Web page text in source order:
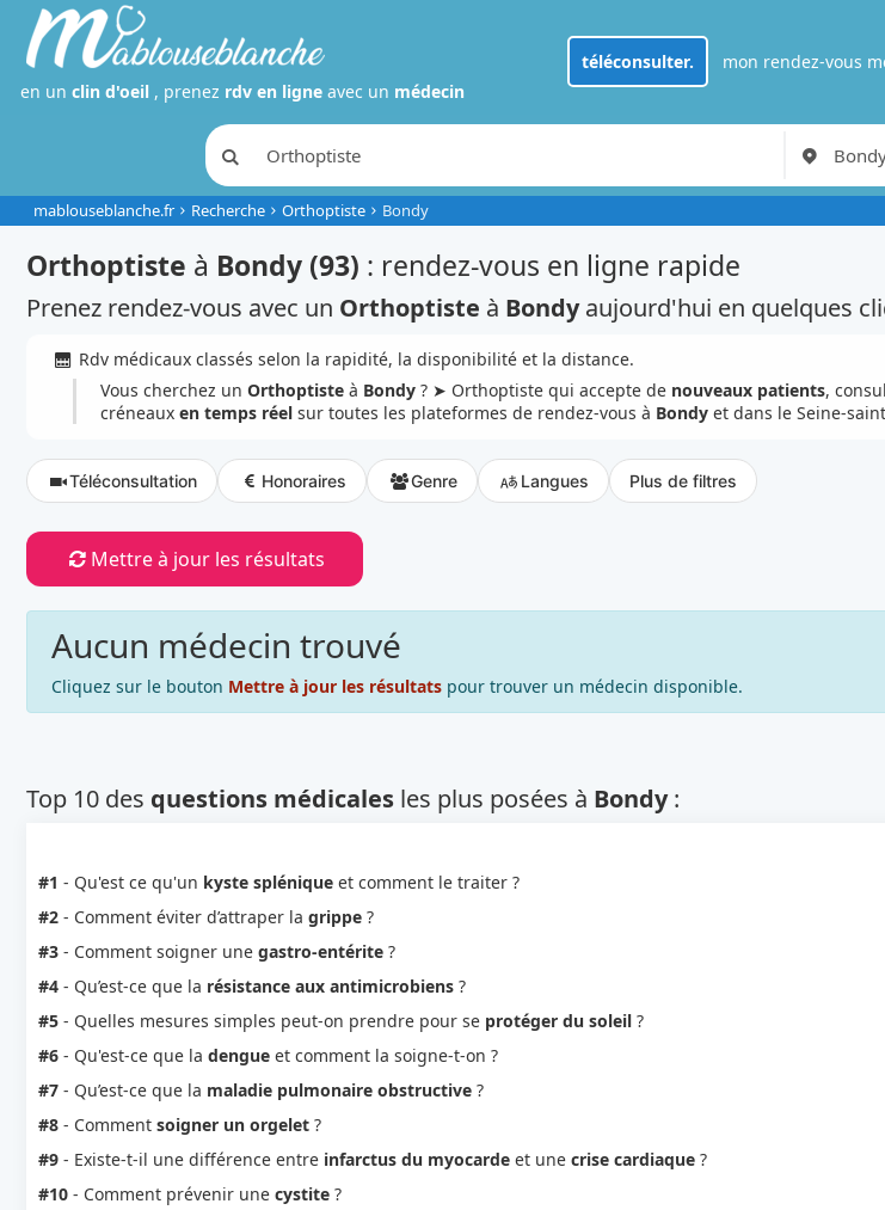
téléconsulter. mon rendez-vous
en un clin d'oeil , prenez rdv en ligneavec un médecin
mablouseblanche.fr Recherche Orthoptiste Bondy
Orthoptiste à Bondy (93) : rendez-vous en ligne rapide
Prenez rendez-vous avec un Orthoptiste à Bondyaujourd'hui en quelques
Rdv médicaux classés selon la rapidité, la disponibilité et la distance.
Vous cherchez un Orthoptisteà Bondy? ➤ Orthoptiste qui accepte de nouveaux patients,
créneaux en temps réelsur toutes les plateformes de rendez-vous à Bondyet dans le Seine-
Téléconsultation Honoraires Genre Langues Plus de filtres
Mettre à jour les résultats
Aucun médecin trouvé
Cliquez sur le bouton Mettre à jour les résultatspour trouver un médecin disponible.
Top 10 des questions médicalesles plus posées à Bondy:
#1 - Qu'est ce qu'un kyste spléniqueet comment le traiter ?
#2- Comment éviter d’attraper la grippe?
#3- Comment soigner une gastro-entérite?
#4- Qu’est-ce que la résistance aux antimicrobiens?
#5- Quelles mesures simples peut-on prendre pour se protéger du soleil?
#6- Qu'est-ce que la dengueet comment la soigne-t-on ?
#7- Qu’est-ce que la maladie pulmonaire obstructive?
#8- Comment soigner un orgelet?
#9- Existe-t-il une différence entre infarctus du myocardeet une crise cardiaque?
#10- Comment prévenir une cystite?